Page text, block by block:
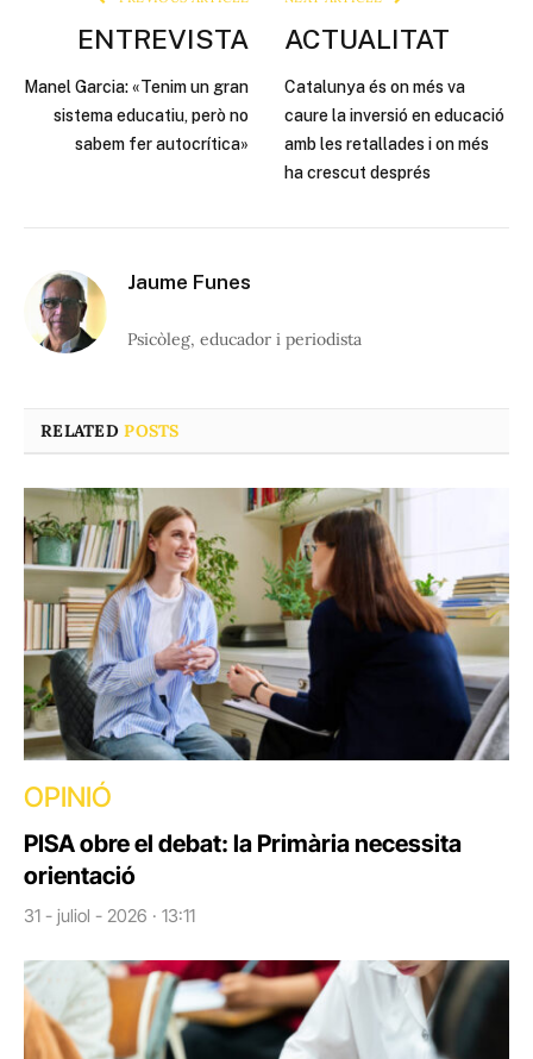
ENTREVISTA
Manel Garcia: «Tenim un gran
sistema educatiu, però no
sabem fer autocrítica»
ACTUALITAT
Catalunya és on més va
caure la inversió en educació
amb les retallades i on més
ha crescut després
Jaume Funes
Psicòleg, educador i periodista
RELATEDPOSTS
OPINIÓ
PISA obre el debat: la Primària necessita
orientació
31 - juliol - 2026 · 13:11